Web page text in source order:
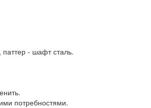
- шафт сталь.
потребностями.